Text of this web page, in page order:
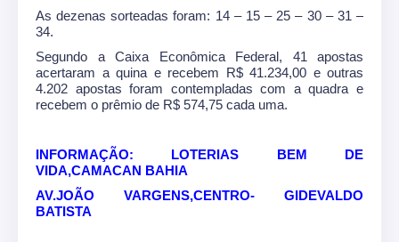
As dezenas sorteadas foram: 14 – 15 – 25 – 30 – 31 –
34.
Segundo a Caixa Econômica Federal, 41 apostas
acertaram a quina e recebem R$ 41.234,00 e outras
4.202 apostas foram contempladas com a quadra e
recebem o prêmio de R$ 574,75 cada uma.
INFORMAÇÃO: LOTERIAS BEM DE
VIDA,CAMACAN BAHIA
AV.JOÃO VARGENS,CENTRO- GIDEVALDO
BATISTA